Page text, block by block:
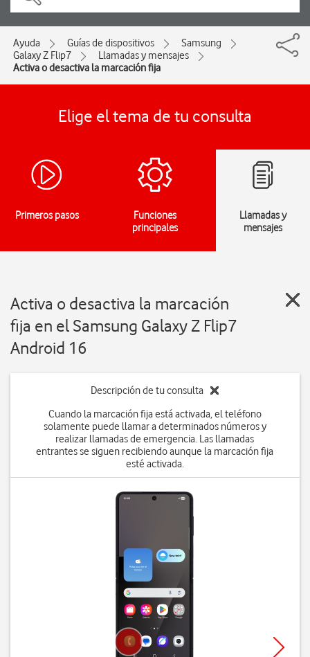
Ayuda Guías de dispositivos
Samsung
Galaxy Z Flip7
Llamadas y mensajes
Activa o desactiva la marcación fija
Elige el tema de tu consulta
Primeros pasos
Funciones
principales
Llamadas y
mensajes
Activa o desactiva la marcación
fija en el Samsung Galaxy Z Flip7
Android 16
Descripción de tu consulta
Cuando la marcación fija está activada, el teléfono
solamente puede llamar a determinados números y
realizar llamadas de emergencia. Las llamadas
entrantes se siguen recibiendo aunque la marcación fija
esté activada.